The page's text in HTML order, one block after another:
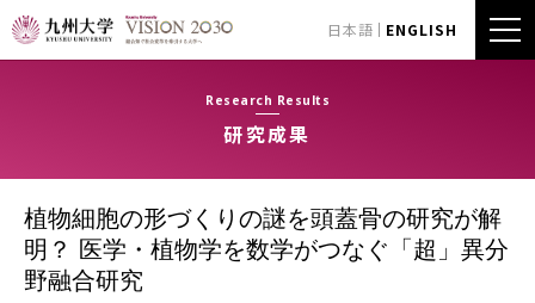
日本語 ENGLISH
Research Results
研究成果
植物細胞の形づくりの謎を頭蓋骨の研究が解
明？ 医学・植物学を数学がつなぐ「超」異分
野融合研究